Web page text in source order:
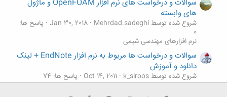
سوالات و درخواست های نرم افزار OpenFOAM و ماژول
های وابسته
شروع شده توسط Mehrdad.sadeghi Jan 30, 2018 پاسخ ها:
0
نرم افزارهای مهندسی شیمی
سوالات و درخواست ها مربوط به نرم افزار EndNote + لینک
دانلود و آموزش
شروع شده توسط k_siroos Oct 14, 2011
پاسخ ها: 74
نرم افزارهای مهندسی شیمی